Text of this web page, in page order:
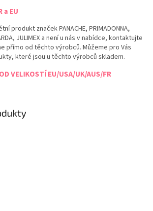
a EU
produkt značek PANACHE, PRIMADONNA,
JULIMEX a není u nás v nabídce, kontaktujte
přímo od těchto výrobců. Můžeme pro Vás
které jsou u těchto výrobců skladem.
VELIKOSTÍ EU/USA/UK/AUS/FR